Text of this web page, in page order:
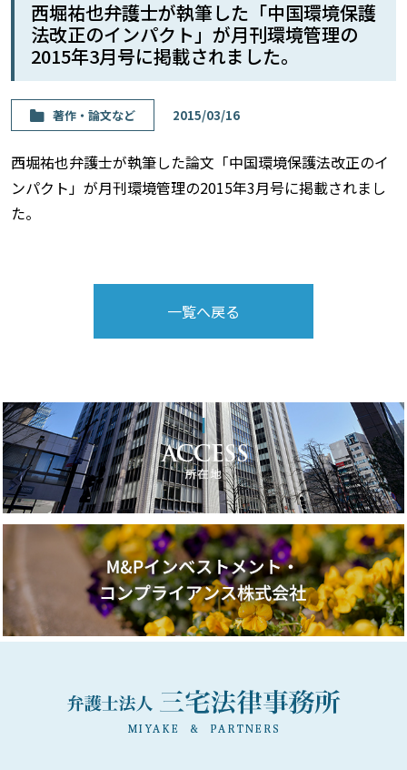
西堀祐也弁護士が執筆した「中国環境保護
法改正のインパクト」が月刊環境管理の
2015年3月号に掲載されました。
著作・論⽂など 2015/03/16
西堀祐也弁護士が執筆した論文「中国環境保護法改正のイ
ンパクト」が月刊環境管理の2015年3月号に掲載されまし
た。
一覧へ戻る